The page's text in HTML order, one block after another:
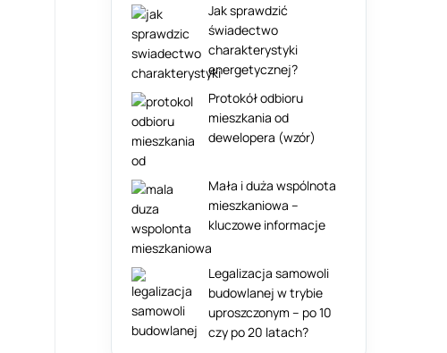
Jak sprawdzić
świadectwo
charakterystyki
energetycznej?
Protokół odbioru
mieszkania od
dewelopera (wzór)
Mała i duża wspólnota
mieszkaniowa –
kluczowe informacje
Legalizacja samowoli
budowlanej w trybie
uproszczonym – po 10
czy po 20 latach?